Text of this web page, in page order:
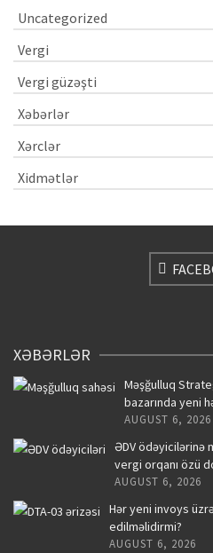
Uncategorized
Vergi
Vergi güzəşti
Xəbərlər
Xərclər
Xidmətlər
XƏBƏRLƏR
Məşğulluq
bazarında yeni
AUGUST 6, 2026
ƏDV ödəyicilərinə
vergi orqanı özü
AUGUST 6, 2026
Hər yeni invoys
edilməlidirmi?
AUGUST 6, 2026